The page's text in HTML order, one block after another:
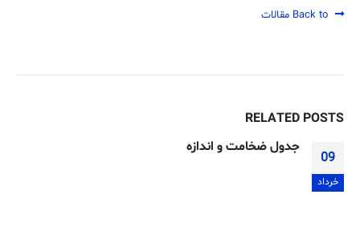
RELATED POSTS
09
خرداد
جدول ضخامت و اندازه